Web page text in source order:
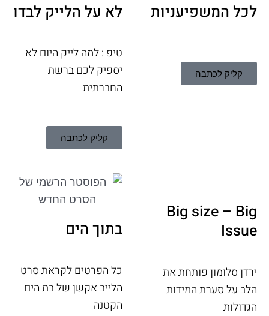
לכל המשפיעניות
קליק לכתבה
לא על הלייק לבדו
טיפ : למה לייק היום לא
יספיק לכם ברשת
החברתית
קליק לכתבה
Big size – Big
Issue
ירדן סלומון פותחת את
הלב על סערת המידות
הגדולות
בתוך הים
כל הפרטים לקראת סרט
הלייב אקשן של בת הים
הקטנה